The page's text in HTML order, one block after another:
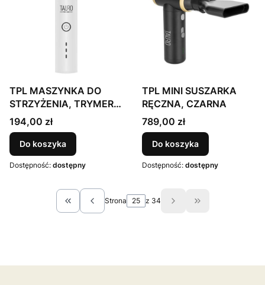
TPL MASZYNKA DO
STRZYŻENIA, TRYMER I
PILNIK 3 W 1
Cena
194,00 zł
Do koszyka
Dostępność: dostępny
TPL MINI SUSZARKA
RĘCZNA, CZARNA
Cena
789,00 zł
Do koszyka
Dostępność: dostępny
Wróć do pierwszej strony z produktami
Strona z 34 Przejdź do